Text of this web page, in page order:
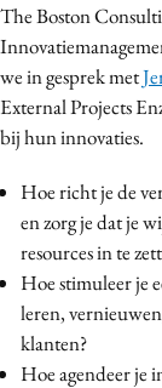
The Boston
we in gesprek met
External Projects
bij hun innovaties.
Hoe richt je de
en zorg je dat je
resources in te
Hoe stimuleer je
leren,
klanten?
Hoe agendeer je